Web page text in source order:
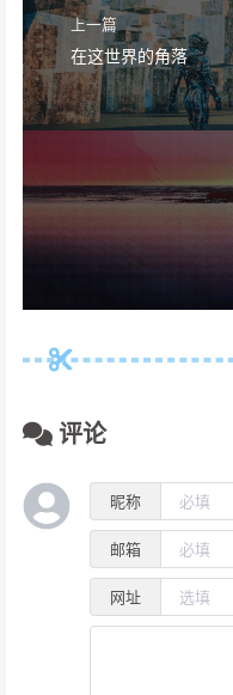
上一篇
在这世界的角落
评论
昵称
邮箱
网址